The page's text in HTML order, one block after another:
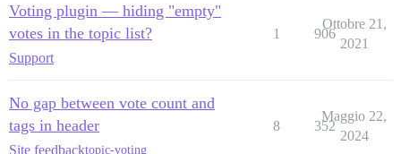
Voting plugin — hiding "empty"
votes in the topic list?
Support
1 906
Ottobre 21,
2021
No gap between vote count and
tags in header
Site feedbacktopic-voting
8 352
Maggio 22,
2024